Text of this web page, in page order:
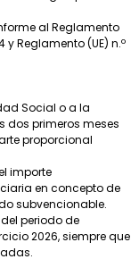
al Reglamento
y Reglamento (UE) n.º
Social o a la
dos primeros meses
proporcional
importe
en concepto de
subvencionable.
periodo de
2026, siempre que